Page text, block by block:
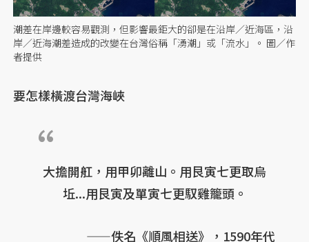
潮差在岸邊較容易觀測，但影響最鉅大的卻是在沿岸／近海區，沿
岸／近海潮差造成的改變在台灣俗稱「湧潮」或「流水」。 圖／作
者提供
要怎樣橫渡台灣海峽
大擔開舡，用甲卯離山。用艮寅七更取烏
坵...用艮寅及單寅七更馭雞籠頭。
——佚名《順風相送》，1590年代